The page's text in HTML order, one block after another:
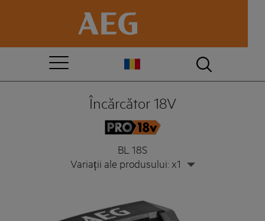
Încărcător 18V
BL 18S
Variații ale produsului: x1